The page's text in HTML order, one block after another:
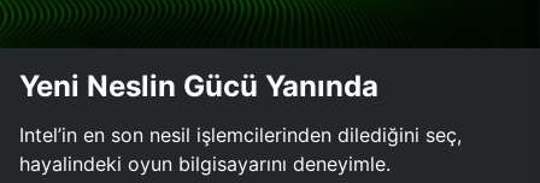
Yeni Neslin Gücü Yanında
Intel’in en son nesil işlemcilerinden dilediğini seç,
hayalindeki oyun bilgisayarını deneyimle.